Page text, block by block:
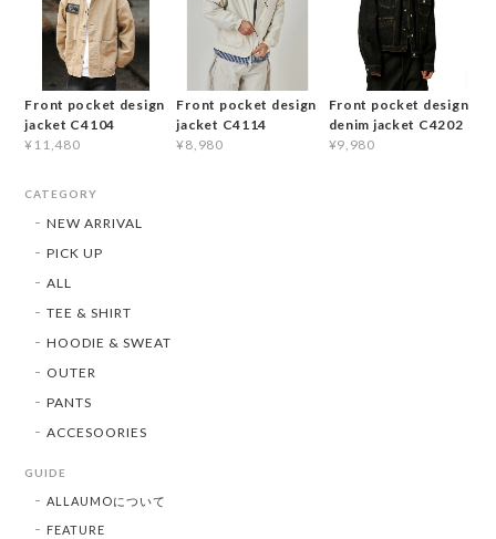
Front pocket design
jacket C4104
¥11,480
Front pocket design
jacket C4114
¥8,980
Front pocket design
denim jacket C4202
¥9,980
CATEGORY
NEW ARRIVAL
PICK UP
ALL
TEE & SHIRT
HOODIE & SWEAT
OUTER
PANTS
ACCESOORIES
GUIDE
ALLAUMOについて
FEATURE